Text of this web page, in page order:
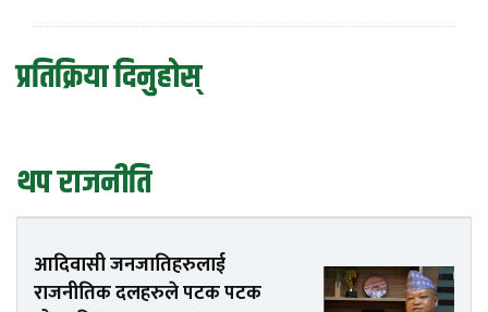
प्रतिक्रिया दिनुहोस्
थप राजनीति
आदिवासी जनजातिहरुलाई
राजनीतिक दलहरुले पटक पटक